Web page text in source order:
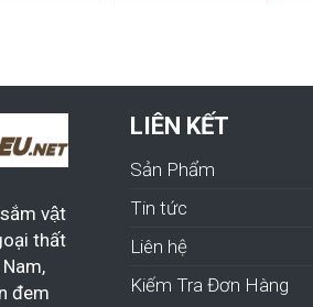
vật
thất
đem
LIÊN KẾT
Sản Phẩm
Tin tức
Liên hệ
Kiếm Tra Đơn Hàng